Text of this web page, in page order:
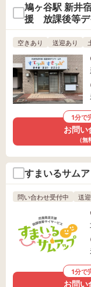
鳩ヶ谷駅 新井
援 放課後等デ
空きあり 送迎あり
1分で
お問い
（無
すまいるサム
問い合わせ受付中 送
1分で
お問い